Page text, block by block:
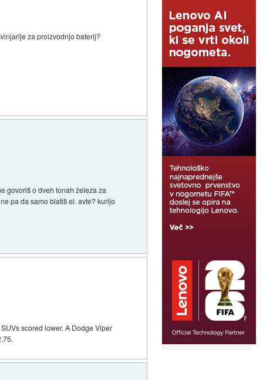
za proizvodnjo baterij?
govoriš o dveh tonah železa za
pa da samo blatiš el. avte? kurijo
scored lower. A Dodge Viper